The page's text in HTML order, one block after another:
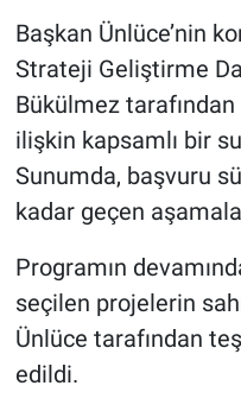
Başkan Ünlüce’nin
Strateji Geliştirme
Bükülmez tarafından
ilişkin kapsamlı bir
Sunumda, başvuru
kadar geçen
Programın
seçilen projelerin
Ünlüce tarafından
edildi.